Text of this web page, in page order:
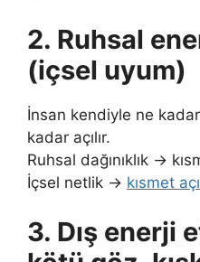
2. Ruhsal
(içsel uyum)
İnsan kendiyle ne
kadar açılır.
Ruhsal dağınıklık →
İçsel netlik → kısmet
3. Dış enerji